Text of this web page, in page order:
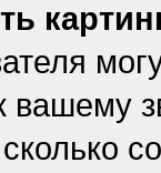
вашему